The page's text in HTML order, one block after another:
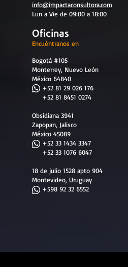
info@impactaconsultora.com
Lun a Vie de 09:00 a 18:00
Oficinas
Encuéntranos en
Bogotá #105
Monterrey, Nuevo León
México 64840
​ +52 81 29 026 176
+52 81 8451 0274
Obsidiana 3941
Zapopan, Jalisco
México 45089
+52 33 1434 3347
+52 33 1076 6047
18 de julio 1528 apto 904
Montevideo, Uruguay
+598 92 32 6552